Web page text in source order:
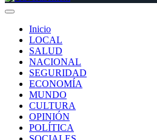
Inicio
LOCAL
SALUD
NACIONAL
SEGURIDAD
ECONOMÍA
MUNDO
CULTURA
OPINIÓN
POLÍTICA